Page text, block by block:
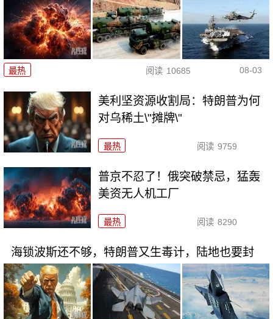
最热 阅读 10685 08-03
美利坚资源收割局：特朗普为何
对乌稀土\"摊牌\"
最热 阅读 9759
普京不忍了！俄突破禁忌，猛轰
美资无人机工厂
最热 阅读 8290
海锁波斯还不够，特朗普又生毒计，陆地也要封